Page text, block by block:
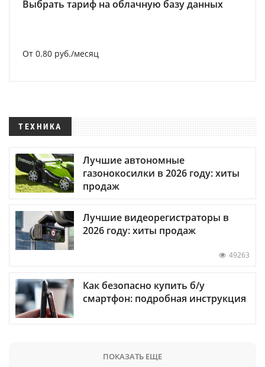
Выбрать тариф на облачную базу данных
От 0.80 руб./месяц
ТЕХНИКА
Лучшие автономные
газонокосилки в 2026 году: хиты
продаж
Лучшие видеорегистраторы в
2026 году: хиты продаж
49263
Как безопасно купить б/у
смартфон: подробная инструкция
ПОКАЗАТЬ ЕЩЕ